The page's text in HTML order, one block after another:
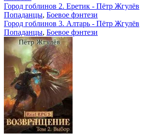
Город гоблинов 2. Еретик - Пётр Жгулёв
Попаданцы, Боевое фэнтези
Город гоблинов 3. Алтарь - Пётр Жгулёв
Попаданцы, Боевое фэнтези